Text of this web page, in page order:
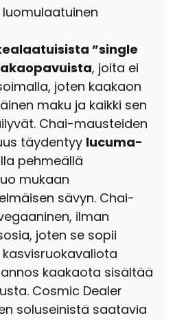
”single
, joita ei
joten kaakaon
maku ja kaikki sen
Chai-mausteiden
täydentyy lucuma-
pehmeällä
mukaan
sävyn. Chai-
ilman
joten se sopii
kaakaota sisältää
Cosmic Dealer
soluseinistä saatavia